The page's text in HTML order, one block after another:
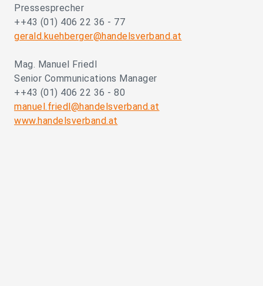
Pressesprecher
++43 (01) 406 22 36 - 77
gerald.kuehberger@handelsverband.at
Mag. Manuel Friedl
Senior Communications Manager
++43 (01) 406 22 36 - 80
manuel.friedl@handelsverband.at
www.handelsverband.at